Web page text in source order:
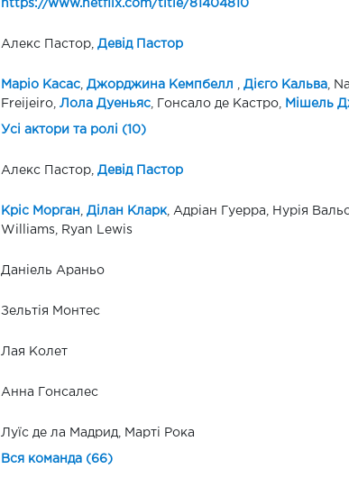
https://www.netflix.com/title/81404810
Алекс Пастор, Девід Пастор
Маріо Касас, Джорджина Кемпбелл Дієго Кальва,
Freijeiro, Лола Дуеньяс, Гонсало де Кастро, Мішель
Усі актори та ролі (10)
Алекс Пастор, Девід Пастор
Кріс Морган Ділан Кларк, Адріан Гуерра, Нурія
Williams, Ryan Lewis
Даніель Араньо
Зельтія Монтес
Лая Колет
Анна Гонсалес
Луїс де ла Мадрид, Марті Рока
Вся команда (66)